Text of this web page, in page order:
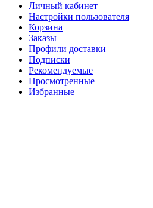
Личный кабинет
Настройки пользователя
Корзина
Заказы
Профили доставки
Подписки
Рекомендуемые
Просмотренные
Избранные